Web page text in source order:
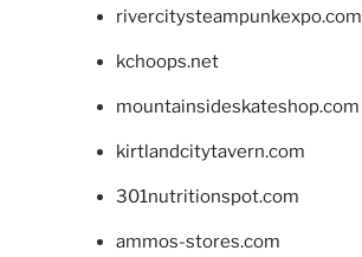
rivercitysteampunkexpo.com
kchoops.net
mountainsideskateshop.com
kirtlandcitytavern.com
301nutritionspot.com
ammos-stores.com